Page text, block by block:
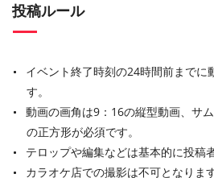
投稿ルール
イベント終了時刻の24時間前までに
す。
動画の画角は9：16の縦型動画、サ
の正方形が必須です。
テロップや編集などは基本的に投稿
カラオケ店での撮影は不可となります